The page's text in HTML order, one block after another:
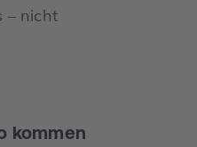
– nicht
kommen